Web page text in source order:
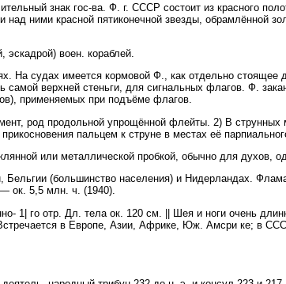
знак гос-ва. Ф. г. СССР состоит из красного
ними красной пятиконечной звезды, обрамлённой
воен. кораблей.
На судах имеется кормовой Ф., как отдельно стоящее
верхней стеньги, для сигнальных флагов. Ф.
применяемых при подъёме флагов.
род продольной упрощённой флейты. 2) В струнных
пальцем к струне в местах её
или металлической пробкой, обычно для духов,
(большинство населения) и Нидерландах.
ок. 5,5 млн. ч. (1940).
1| го отр. Дл. тела ок. 120 см. || Шея и ноги очень
в Европе, Азии, Африке, Юж. Амсри ке; в